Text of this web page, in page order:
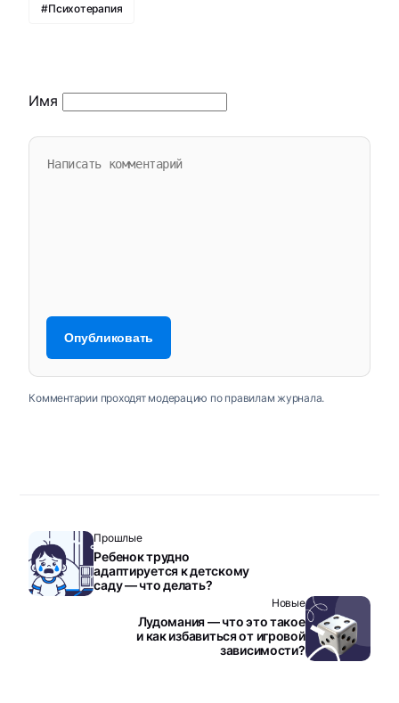
#Психотерапия
Имя
Комментарии проходят модерацию по правилам журнала.
Прошлые
Ребенок трудно
адаптируется к детскому
саду — что делать?
Новые
Лудомания — что это такое
и как избавиться от игровой
зависимости?